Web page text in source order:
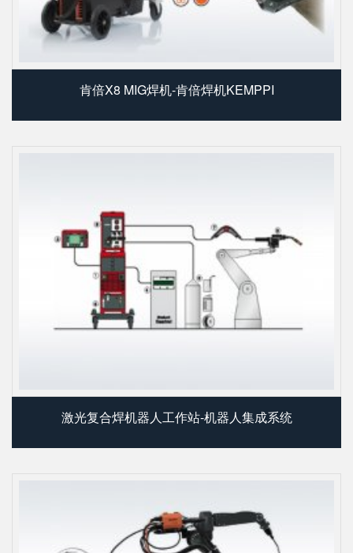
肯倍X8 MIG焊机-肯倍焊机KEMPPI
激光复合焊机器人工作站-机器人集成系统